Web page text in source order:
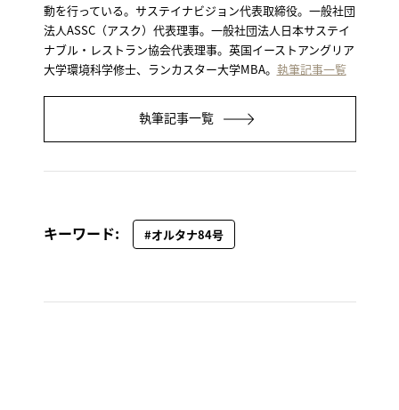
動を行っている。サステイナビジョン代表取締役。一般社団
法人ASSC（アスク）代表理事。一般社団法人日本サステイ
ナブル・レストラン協会代表理事。英国イーストアングリア
大学環境科学修士、ランカスター大学MBA。 執筆記事一覧
執筆記事一覧
キーワード: #オルタナ84号